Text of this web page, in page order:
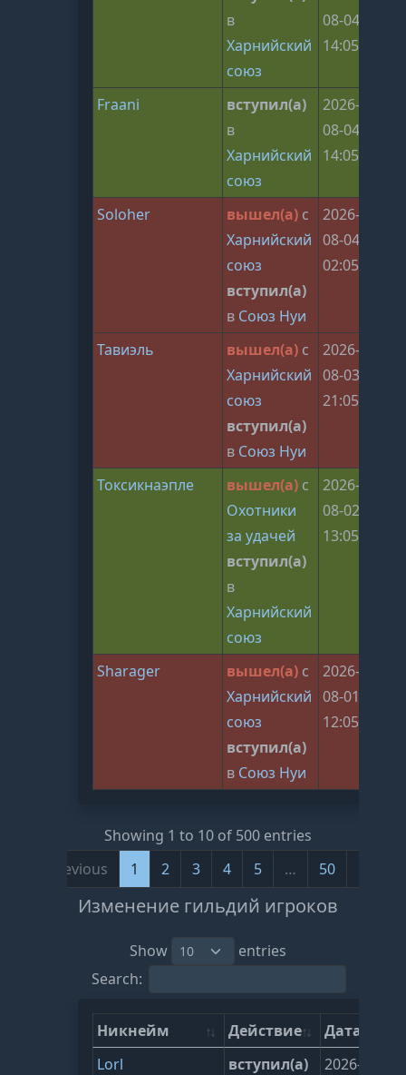
в
Харнийский
союз
08-04
14:05:33
Fraani
вступил(а)
в
Харнийский
союз
2026-
08-04
14:05:33
Soloher вышел(а) с
Харнийский
союз
вступил(а)
в Союз Нуи
2026-
08-04
02:05:28
Тавиэль вышел(а) с
Харнийский
союз
вступил(а)
в Союз Нуи
2026-
08-03
21:05:31
Токсикнаэпле вышел(а) с
Охотники
за удачей
вступил(а)
в
Харнийский
союз
2026-
08-02
13:05:29
Sharager вышел(а) с
Харнийский
союз
вступил(а)
в Союз Нуи
2026-
08-01
12:05:29
Showing 1 to 10 of 500 entries
Previous
1 2 3 4 5 … 50
Изменение гильдий игроков
Show
entries
Search:
Никнейм Действие
Дата
Lorl
вступил(а)
2026-